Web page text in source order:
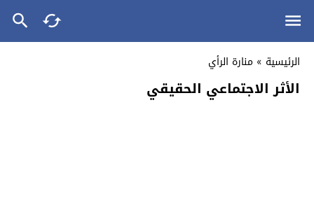
الرئيسية » منارة الرأي
الأثر الاجتماعي الحقيقي